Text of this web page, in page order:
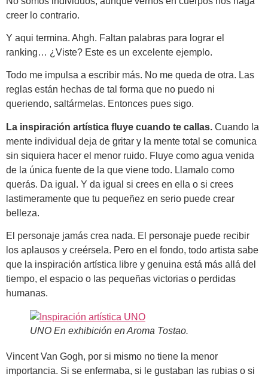
creer lo contrario.
Y aqui termina. Ahgh. Faltan palabras para lograr el
ranking… ¿Viste? Este es un excelente ejemplo.
Todo me impulsa a escribir más. No me queda de otra. Las
reglas están hechas de tal forma que no puedo ni
queriendo, saltármelas. Entonces pues sigo.
La inspiración artística fluye cuando te callas. Cuando la
mente individual deja de gritar y la mente total se comunica
sin siquiera hacer el menor ruido. Fluye como agua venida
de la única fuente de la que viene todo. Llamalo como
querás. Da igual. Y da igual si crees en ella o si crees
lastimeramente que tu pequeñez en serio puede crear
belleza.
El personaje jamás crea nada. El personaje puede recibir
los aplausos y creérsela. Pero en el fondo, todo artista sabe
que la inspiración artística libre y genuina está más allá del
tiempo, el espacio o las pequeñas victorias o perdidas
humanas.
UNO En exhibición en Aroma Tostao.
Vincent Van Gogh, por si mismo no tiene la menor
importancia. Si se enfermaba, si le gustaban las rubias o si